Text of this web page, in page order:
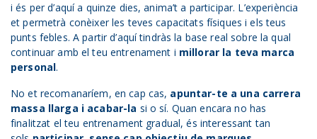
i és per d’aquí a quinze dies, anima’t a participar. L’experiència
et permetrà conèixer les teves capacitats físiques i els teus
punts febles. A partir d’aquí tindràs la base real sobre la qual
continuar amb el teu entrenament i millorar la teva marca
personal.
No et recomanaríem, en cap cas, apuntar-te a una carrera
massa llarga i acabar-la si o sí. Quan encara no has
finalitzat el teu entrenament gradual, és interessant tan